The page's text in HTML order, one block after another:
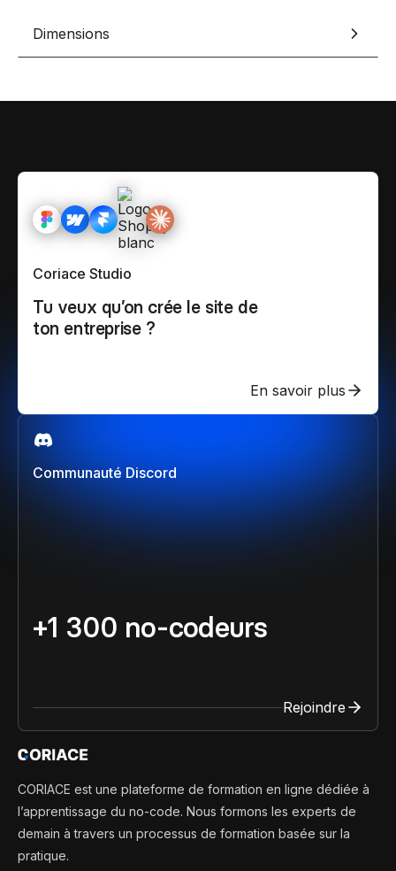
Dimensions
Communauté Discord
+1 300 no-codeurs
Rejoindre
Coriace Studio
Tu veux qu’on crée le site de
ton entreprise ?
En savoir plus
CORIACE est une plateforme de formation en ligne dédiée à
l’apprentissage du no-code. Nous formons les experts de
demain à travers un processus de formation basée sur la
pratique.